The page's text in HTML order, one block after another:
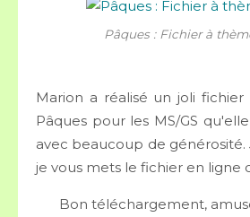
Pâques : Fichier à
Marion a réalisé un joli
Pâques pour les MS/GS
avec beaucoup de
je vous mets le fichier en ligne
Bon téléchargement,